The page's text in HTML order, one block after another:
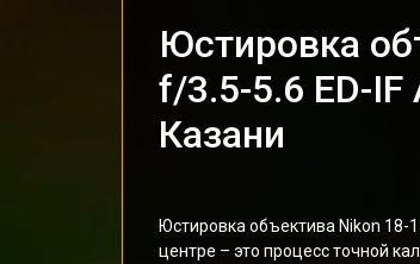
Юстировка
f/3.5-5.6 ED-IF
Казани
Юстировка объектива Nikon 18-
центре – это процесс точной